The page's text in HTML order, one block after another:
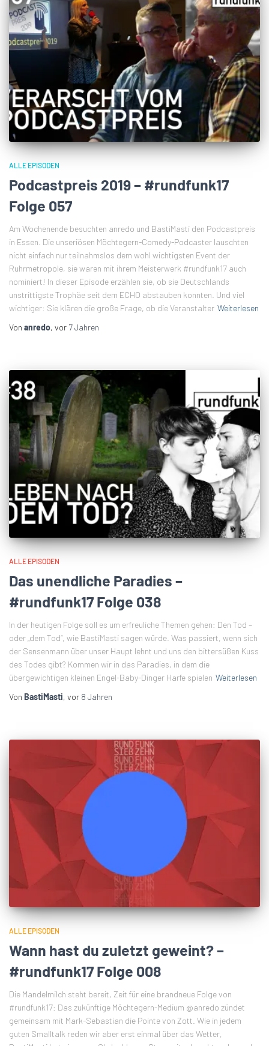
ALLE EPISODEN
Podcastpreis 2019 – #rundfunk17
Folge 057
Am Wochenende besuchten anredo und BastiMasti den Podcastpreis
in Essen. Die unseriösen Möchtegern-Comedy-Podcaster lauschten
nicht einfach nur teilnahmslos dem wohl wichtigsten Event der
Ruhrmetropole, sie waren mit ihrem Meisterwerk #rundfunk17 auch
nominiert! In dieser Episode erzählen sie, ob sie Deutschlands
unstrittigste Trophäe seit dem ECHO abstauben konnten. Und viel
wichtiger: Sie klären die große Frage, ob die Veranstalter Weiterlesen
Von anredo, vor 7 Jahren
ALLE EPISODEN
Das unendliche Paradies –
#rundfunk17 Folge 038
In der heutigen Folge soll es um erfreuliche Themen gehen: Den Tod –
oder „dem Tod“, wie BastiMasti sagen würde. Was passiert, wenn sich
der Sensenmann über unser Haupt lehnt und uns den bittersüßen Kuss
des Todes gibt? Kommen wir in das Paradies, in dem die
übergewichtigen kleinen Engel-Baby-Dinger Harfe spielen Weiterlesen
Von BastiMasti, vor 8 Jahren
ALLE EPISODEN
Wann hast du zuletzt geweint? –
#rundfunk17 Folge 008
Die Mandelmilch steht bereit, Zeit für eine brandneue Folge von
#rundfunk17: Das zukünftige Möchtegern-Medium @anredo zündet
gemeinsam mit Mark-Sebastian die Pointe von Zott. Wie in jedem
guten Smalltalk reden wir aber erst einmal über das Wetter,